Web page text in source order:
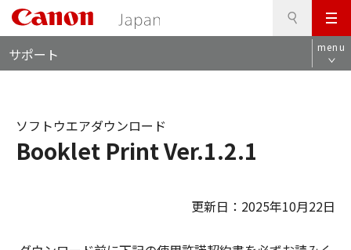
メ
ニ
ュ
サポート menu
Booklet Print Ver.1.2.1
ソフトウエアダウンロード
更新日：2025年10月22日